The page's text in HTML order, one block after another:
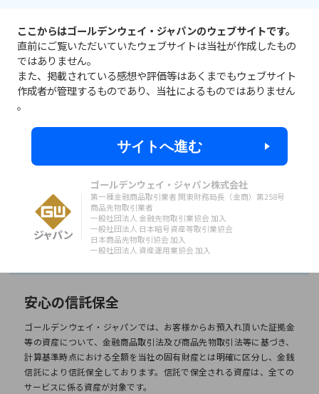
クイック入金無料
当日出金無料
口座管理手数料無料
円
Point 4
安心の取引環境
安心の信託保全
ゴールデンウェイ・ジャパンでは、お客様からお預入れ頂いた証拠金
等の資産について、金融商品取引法及び商品先物取引法等に基づき、
計算基準時点における全額を当社の固有財産とは明確に区分し、金銭
信託により信託保全しております。信託で保全される資産は、全ての
サービスに係る資産が対象です。
ここからはゴールデンウェイ・ジャパンのウェブサイトです。
直前にご覧いただいていたウェブサイトは当社が作成したもの
ではありません。
また、掲載されている感想や評価等はあくまでもウェブサイト
作成者が管理するものであり、当社によるものではありません
。
サイトへ進む
ゴールデンウェイ・ジャパン株式会社
第一種金融商品取引業者 関東財務局長（金商）第258号
商品先物取引業者
一般社団法人 金融先物取引業協会 加入
一般社団法人 日本暗号資産等取引業協会
日本商品先物取引協会 加入
一般社団法人 資産運用業協会 加入